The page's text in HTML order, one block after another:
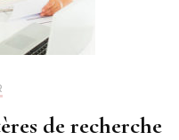
de recherche